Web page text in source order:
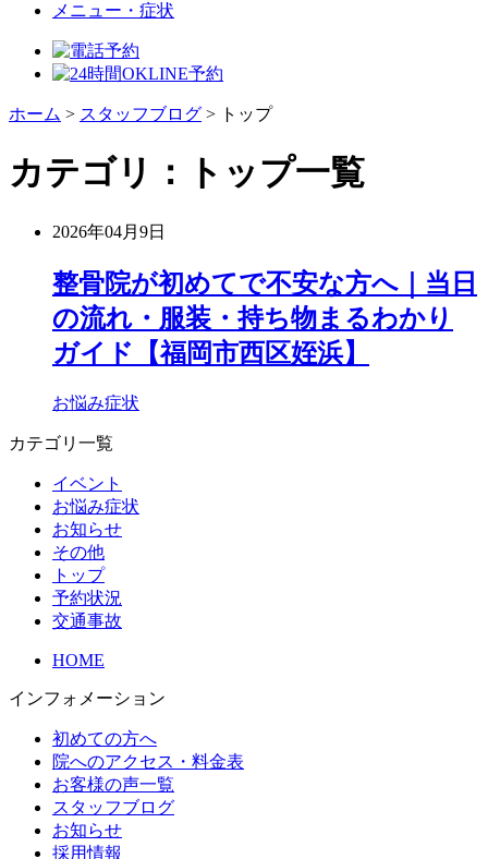
メニュー・症状
ホーム > スタッフブログ > トップ
カテゴリ：トップ一覧
2026年04月9日
整骨院が初めてで不安な方へ｜当日
の流れ・服装・持ち物まるわかり
ガイド【福岡市西区姪浜】
お悩み症状
カテゴリ一覧
イベント
お悩み症状
お知らせ
その他
トップ
予約状況
交通事故
HOME
インフォメーション
初めての方へ
院へのアクセス・料金表
お客様の声一覧
スタッフブログ
お知らせ
採用情報